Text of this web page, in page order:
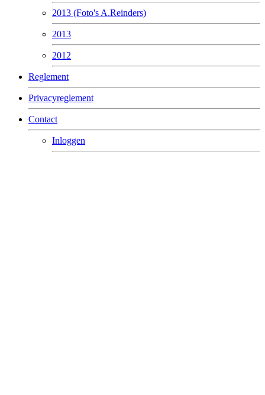
2013 (Foto's A.Reinders)
2013
2012
Reglement
Privacyreglement
Contact
Inloggen